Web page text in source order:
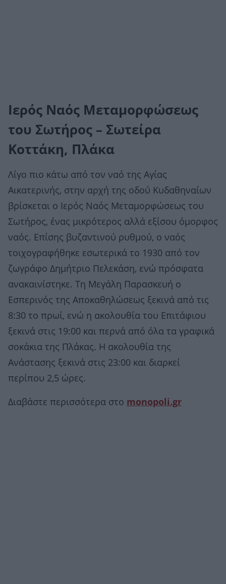
Ιερός Ναός Μεταμορφώσεως
του Σωτήρος – Σωτείρα
Κοττάκη, Πλάκα
Λίγο πιο κάτω από τον ναό της Αγίας
Αικατερινής, στην αρχή της οδού Κυδαθηναίων
βρίσκεται ο Ιερός Ναός Μεταμορφώσεως του
Σωτήρος, ένας μικρότερος αλλά εξίσου όμορφος
ναός. Επίσης βυζαντινού ρυθμού, ο ναός
τοιχογραφήθηκε εσωτερικά το 1930 από τον
ζωγράφο Δημήτριο Πελεκάση, ενώ πρόσφατα
ανακαινίστηκε. Τη Μεγάλη Παρασκευή ο
Εσπερινός της Αποκαθηλώσεως ξεκινά από τις
8:30 το πρωί, ενώ η ακολουθία του Επιτάφιου
ξεκινά στις 19:00 και περνά από όλα τα γραφικά
σοκάκια της Πλάκας. Η ακολουθία της
Ανάστασης ξεκινά στις 23:00 και διαρκεί
περίπου 2,5 ώρες.
Διαβάστε περισσότερα στο monopoli.gr